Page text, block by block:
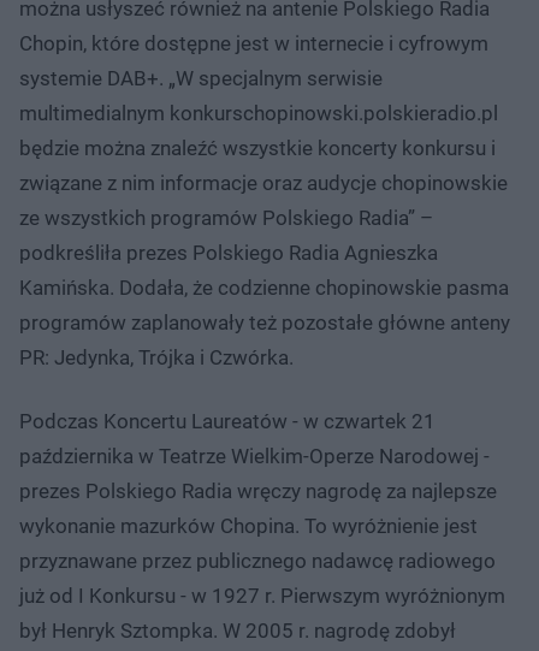
można usłyszeć również na antenie Polskiego Radia
Chopin, które dostępne jest w internecie i cyfrowym
systemie DAB+. „W specjalnym serwisie
multimedialnym konkurschopinowski.polskieradio.pl
będzie można znaleźć wszystkie koncerty konkursu i
związane z nim informacje oraz audycje chopinowskie
ze wszystkich programów Polskiego Radia” –
podkreśliła prezes Polskiego Radia Agnieszka
Kamińska. Dodała, że codzienne chopinowskie pasma
programów zaplanowały też pozostałe główne anteny
PR: Jedynka, Trójka i Czwórka.
Podczas Koncertu Laureatów - w czwartek 21
października w Teatrze Wielkim-Operze Narodowej -
prezes Polskiego Radia wręczy nagrodę za najlepsze
wykonanie mazurków Chopina. To wyróżnienie jest
przyznawane przez publicznego nadawcę radiowego
już od I Konkursu - w 1927 r. Pierwszym wyróżnionym
był Henryk Sztompka. W 2005 r. nagrodę zdobył